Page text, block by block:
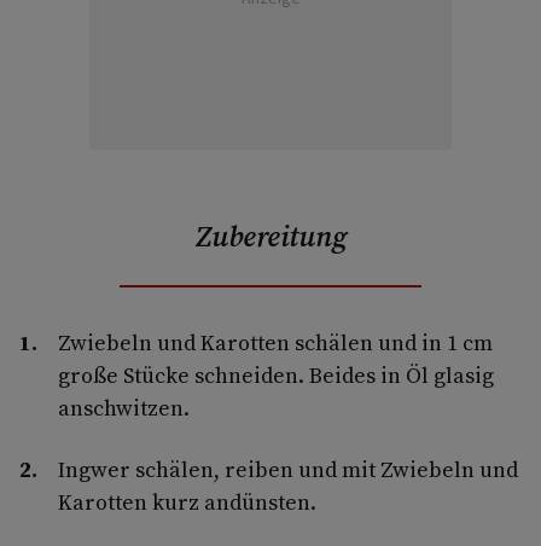
Zubereitung
Zwiebeln und Karotten schälen und in 1 cm
große Stücke schneiden. Beides in Öl glasig
anschwitzen.
Ingwer schälen, reiben und mit Zwiebeln und
Karotten kurz andünsten.